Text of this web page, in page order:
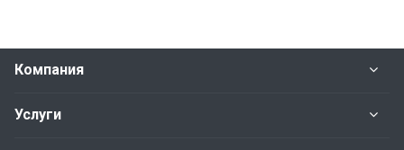
Компания
Услуги